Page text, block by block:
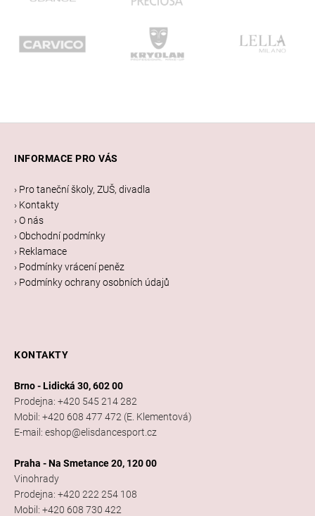
INFORMACE PRO VÁS
› Pro taneční školy, ZUŠ, divadla
› Kontakty
› O nás
› Obchodní podmínky
› Reklamace
› Podmínky vrácení peněz
› Podmínky ochrany osobních údajů
KONTAKTY
Brno - Lidická 30, 602 00
Prodejna: +420 545 214 282
Mobil: +420 608 477 472 (E. Klementová)
E-mail: eshop@elisdancesport.cz
Praha - Na Smetance 20, 120 00
Vinohrady
Prodejna: +420 222 254 108
Mobil: +420 608 730 422